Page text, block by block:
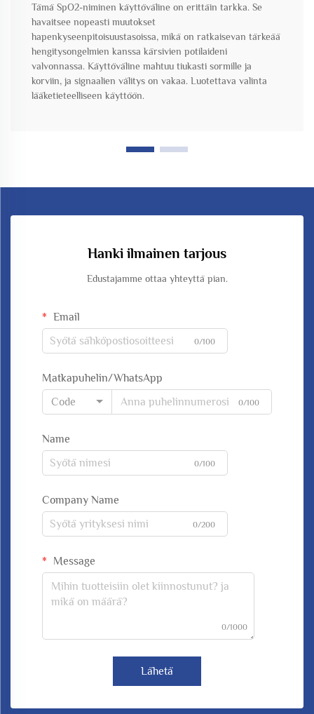
Tämä SpO2-niminen käyttöväline on erittäin tarkka. Se
havaitsee nopeasti muutokset
hapenkyseenpitoisuustasoissa, mikä on ratkaisevan tärkeää
hengitysongelmien kanssa kärsivien potilaideni
valvonnassa. Käyttöväline mahtuu tiukasti sormille ja
korviin, ja signaalien välitys on vakaa. Luotettava valinta
lääketieteelliseen käyttöön.
Hanki ilmainen tarjous
Edustajamme ottaa yhteyttä pian.
Email
0/100
Matkapuhelin/WhatsApp
Code
0/100
Name
0/100
Company Name
0/200
Message
0/1000
Lähetä